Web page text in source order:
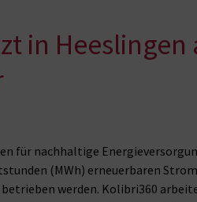
in Heeslingen
für nachhaltige
(MWh) erneuerbaren
werden. Kolibri360